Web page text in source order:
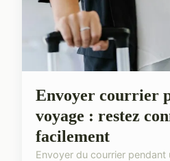
Envoyer courrier
voyage : restez
facilement
Envoyer du courrier pendant